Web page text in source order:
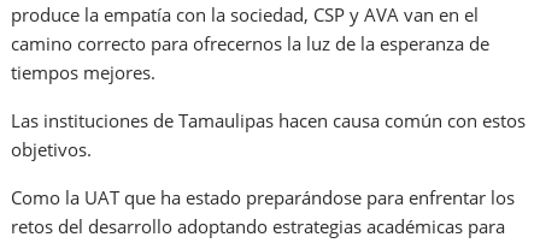
produce la empatía con la sociedad, CSP y AVA van en el
camino correcto para ofrecernos la luz de la esperanza de
tiempos mejores.
Las instituciones de Tamaulipas hacen causa común con estos
objetivos.
Como la UAT que ha estado preparándose para enfrentar los
retos del desarrollo adoptando estrategias académicas para